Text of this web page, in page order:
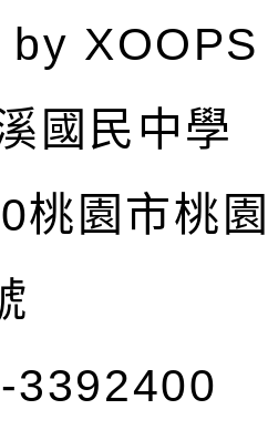
by XOOPS
國民中學
桃園市桃
3392400